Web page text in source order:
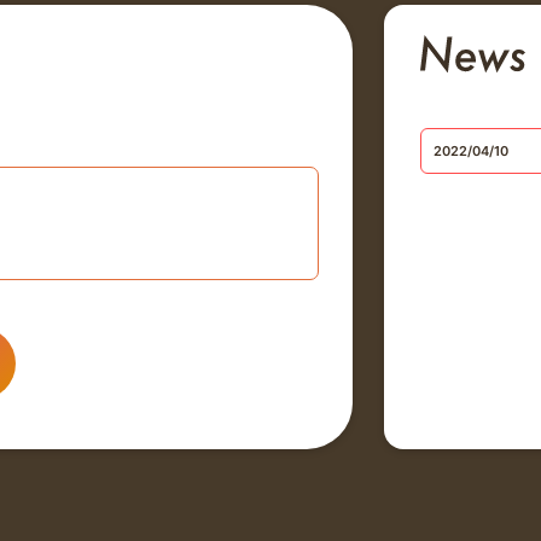
2022/04/10